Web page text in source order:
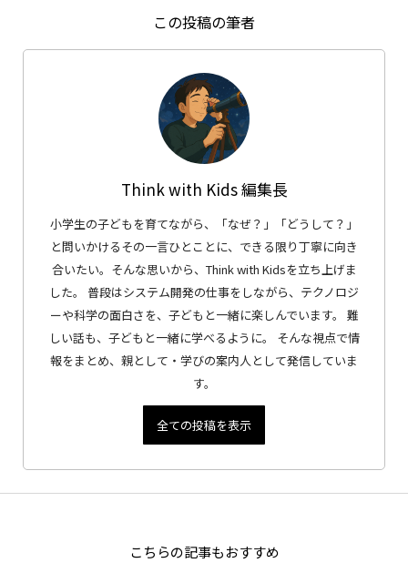
この投稿の筆者
Think with Kids 編集長
小学生の子どもを育てながら、「なぜ？」「どうして？」
と問いかけるその一言ひとことに、できる限り丁寧に向き
合いたい。そんな思いから、Think with Kidsを立ち上げま
した。 普段はシステム開発の仕事をしながら、テクノロジ
ーや科学の面白さを、子どもと一緒に楽しんでいます。 難
しい話も、子どもと一緒に学べるように。 そんな視点で情
報をまとめ、親として・学びの案内人として発信していま
す。
全ての投稿を表示
こちらの記事もおすすめ